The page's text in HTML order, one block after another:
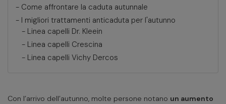
- Come affrontare la caduta autunnale
- I migliori trattamenti anticaduta per l'autunno
- Linea capelli Dr. Kleein
- Linea capelli Crescina
- Linea capelli Vichy Dercos
Con l’arrivo dell’autunno, molte persone notano un aumento